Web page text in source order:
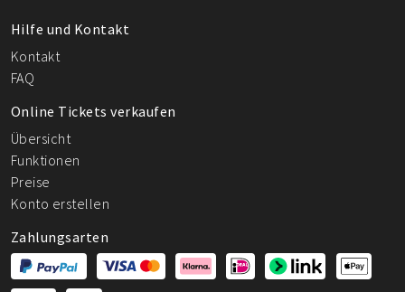
Hilfe und Kontakt
Kontakt
FAQ
Online Tickets verkaufen
Übersicht
Funktionen
Preise
Konto erstellen
Zahlungsarten